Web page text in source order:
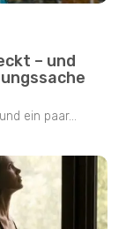
– und
ein paar...